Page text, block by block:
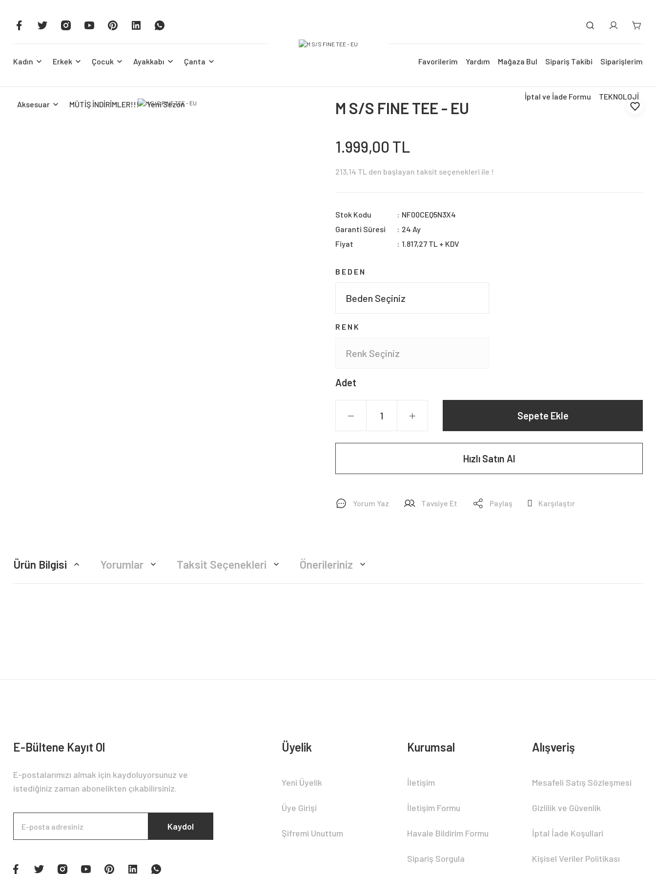
Kadın Erkek Çocuk Ayakkabı Çanta
Aksesuar MÜTİŞ İNDİRİMLER!!! Yeni Sezon
Siparişlerim
Sipariş Takibi
Mağaza Bul
Yardım
Favorilerim
TEKNOLOJİ
İptal ve İade Formu
M S/S FINE TEE - EU
1.999,00 TL
213,14 TL den başlayan taksit seçenekleri ile !
Stok Kodu
NF00CEQ5N3X4
Garanti Süresi
24 Ay
Fiyat
1.817,27 TL + KDV
BEDEN
RENK
Adet
Sepete Ekle
Hızlı Satın Al
Yorum Yaz Tavsiye Et Paylaş Karşılaştır
Ürün Bilgisi Yorumlar Taksit Seçenekleri Önerileriniz
E-Bültene Kayıt Ol
E-postalarımızı almak için kaydoluyorsunuz ve
istediğiniz zaman abonelikten çıkabilirsiniz.
Kaydol
Üyelik
Yeni Üyelik
Üye Girişi
Şifremi Unuttum
Kurumsal
İletişim
İletişim Formu
Havale Bildirim Formu
Sipariş Sorgula
Alışveriş
Mesafeli Satış Sözleşmesi
Gizlilik ve Güvenlik
İptal İade Koşullari
Kişisel Veriler Politikası